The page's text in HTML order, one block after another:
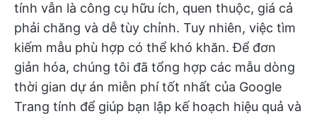
tính vẫn là công cụ hữu ích, quen thuộc, giá cả
phải chăng và dễ tùy chỉnh. Tuy nhiên, việc tìm
kiếm mẫu phù hợp có thể khó khăn. Để đơn
giản hóa, chúng tôi đã tổng hợp các mẫu dòng
thời gian dự án miễn phí tốt nhất của Google
Trang tính để giúp bạn lập kế hoạch hiệu quả và